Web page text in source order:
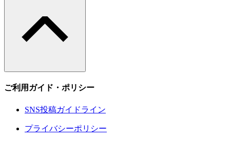
ご利用ガイド・ポリシー
SNS投稿ガイドライン
プライバシーポリシー